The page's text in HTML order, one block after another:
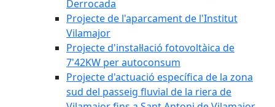
Derrocada
Projecte de l'aparcament de l'Institut
Vilamajor
Projecte d'instal·lació fotovoltàica de
7'42KW per autoconsum
Projecte d'actuació específica de la zona
sud del passeig fluvial de la riera de